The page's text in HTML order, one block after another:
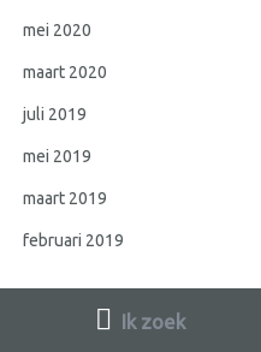
mei 2020
maart 2020
juli 2019
mei 2019
maart 2019
februari 2019
Ik zoek